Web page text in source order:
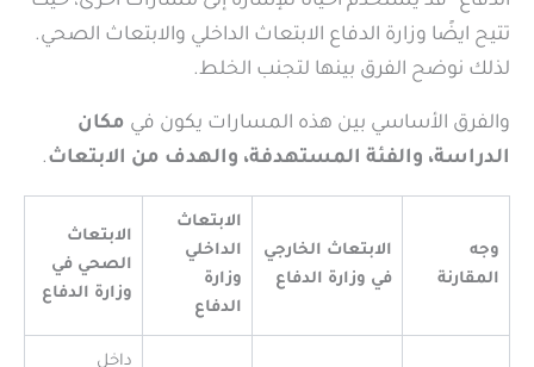
تتيح ايضًا وزارة الدفاع الابتعاث الداخلي والابتعاث الصحي.
لذلك نوضح الفرق بينها لتجنب الخلط.
والفرق الأساسي بين هذه المسارات يكون في مكان
الدراسة، والفئة المستهدفة، والهدف من الابتعاث.
وجه
المقارنة
الابتعاث الخارجي
في وزارة الدفاع
الابتعاث
الداخلي
وزارة
الدفاع
الابتعاث
الصحي في
وزارة الدفاع
داخل